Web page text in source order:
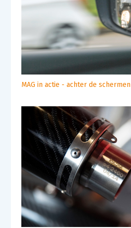
MAG in actie - achter de schermen